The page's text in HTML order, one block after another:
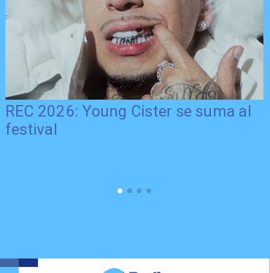
REC 2026: Young Cister se suma al
festival